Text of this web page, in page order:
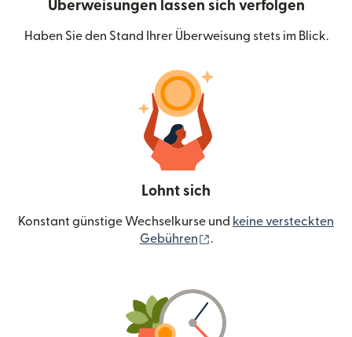
Überweisungen lassen sich verfolgen
Haben Sie den Stand Ihrer Überweisung stets im Blick.
Lohnt sich
Konstant günstige Wechselkurse und keine versteckten
Gebühren
.